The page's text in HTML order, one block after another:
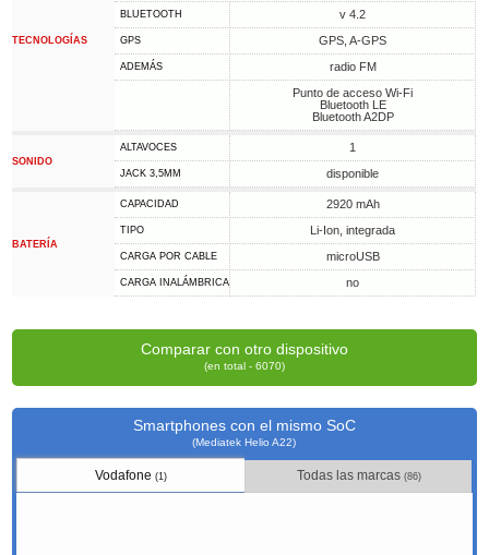
TECNOLOGÍAS
BLUETOOTH v 4.2
GPS GPS, A-GPS
ADEMÁS
radio FM
Punto de acceso Wi-Fi
Bluetooth LE
Bluetooth A2DP
SONIDO
ALTAVOCES 1
JACK 3,5MM disponible
BATERÍA
CAPACIDAD 2920 mAh
TIPO Li-Ion, integrada
CARGA POR CABLE microUSB
CARGA INALÁMBRICA no
Comparar con otro dispositivo
(en total - 6070)
Smartphones con el mismo SoC
(Mediatek Helio A22)
Vodafone(1) Todas las marcas (86)